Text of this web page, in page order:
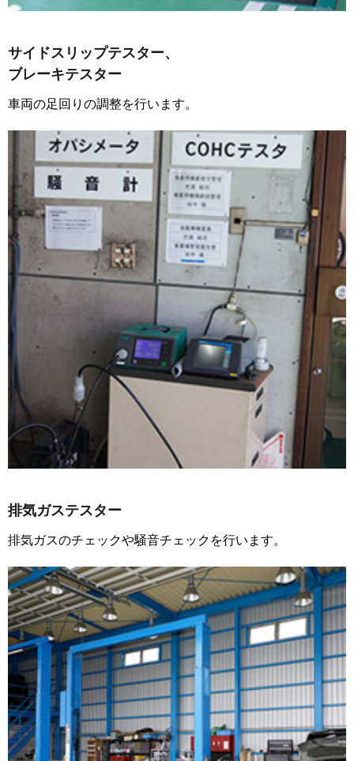
サイドスリップテスター、
ブレーキテスター
車両の足回りの調整を行います。
排気ガステスター
排気ガスのチェックや騒音チェックを行います。